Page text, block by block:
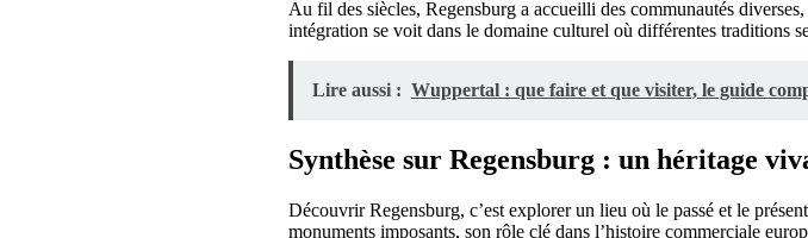
Au fil des siècles, Regensburg a accueilli des communautés
intégration se voit dans le domaine culturel où différentes traditions
Lire aussi : Wuppertal : que faire et que visiter, le guide
Synthèse sur Regensburg : un héritage
Découvrir Regensburg, c’est explorer un lieu où le passé et le
monuments imposants, son rôle clé dans l’histoire commerciale